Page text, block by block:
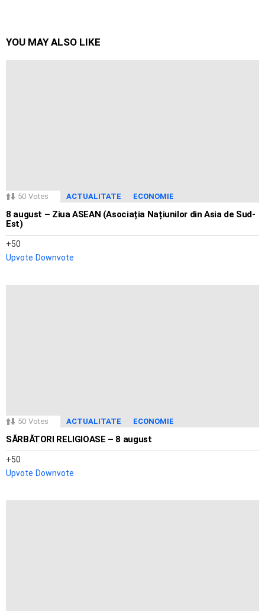
YOU MAY ALSO LIKE
50 Votes ACTUALITATE ECONOMIE
8 august – Ziua ASEAN (Asociația Națiunilor din Asia de Sud-
Est)
50
Upvote Downvote
50 Votes ACTUALITATE ECONOMIE
SĂRBĂTORI RELIGIOASE – 8 august
50
Upvote Downvote